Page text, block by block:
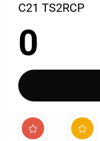
C21 TS2RCP
0